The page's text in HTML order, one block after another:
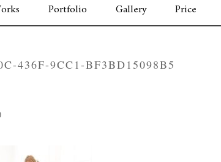
Portfolio Gallery Price
436F-9CC1-BF3BD15098B5